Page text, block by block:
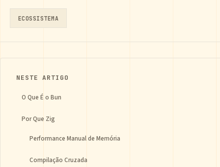
ECOSSISTEMA
NESTE ARTIGO
O Que É o Bun
Por Que Zig
Performance Manual de Memória
Compilação Cruzada